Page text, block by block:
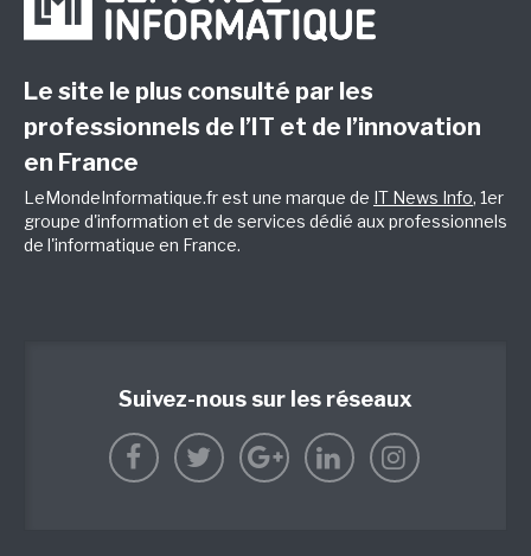
Le site le plus consulté par les
professionnels de l’IT et de l’innovation
en France
LeMondeInformatique.fr est une marque de IT News Info, 1er
groupe d'information et de services dédié aux professionnels
de l'informatique en France.
Suivez-nous sur les réseaux